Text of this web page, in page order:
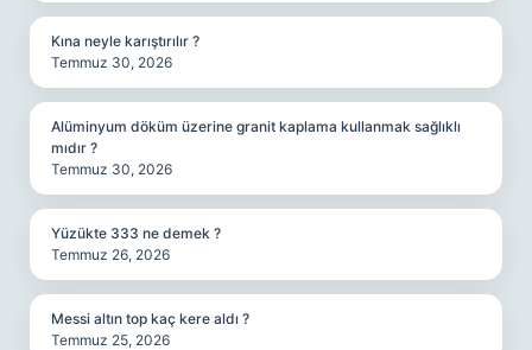
Kına neyle karıştırılır ?
Temmuz 30, 2026
Alüminyum döküm üzerine granit kaplama kullanmak sağlıklı
mıdır ?
Temmuz 30, 2026
Yüzükte 333 ne demek ?
Temmuz 26, 2026
Messi altın top kaç kere aldı ?
Temmuz 25, 2026